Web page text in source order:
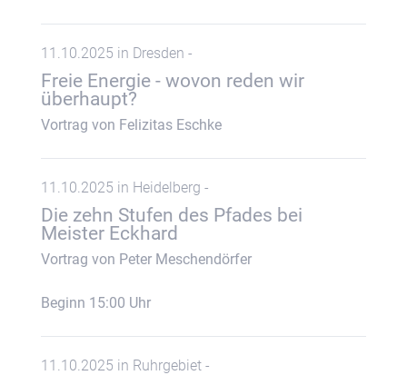
11.10.2025 in Dresden -
Freie Energie - wovon reden wir
überhaupt?
Vortrag von Felizitas Eschke
11.10.2025 in Heidelberg -
Die zehn Stufen des Pfades bei
Meister Eckhard
Vortrag von Peter Meschendörfer
Beginn 15:00 Uhr
11.10.2025 in Ruhrgebiet -